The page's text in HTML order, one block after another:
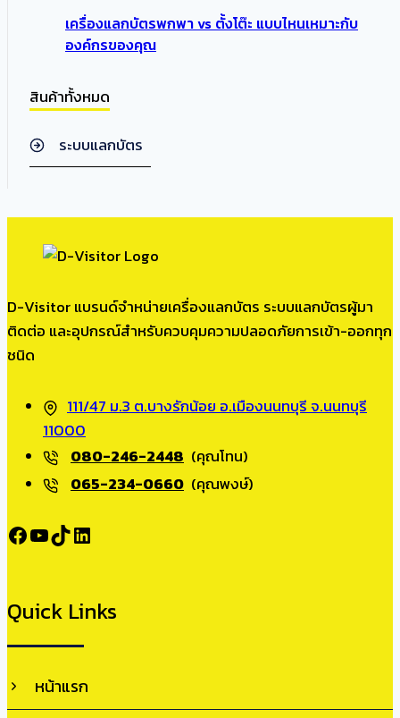
เครื่องแลกบัตรพกพา vs ตั้งโต๊ะ แบบไหนเหมาะกับ
องค์กรของคุณ
สินค้าทั้งหมด
ระบบแลกบัตร
D-Visitor แบรนด์จำหน่ายเครื่องแลกบัตร ระบบแลกบัตรผู้มา
ติดต่อ และอุปกรณ์สำหรับควบคุมความปลอดภัยการเข้า-ออกทุก
ชนิด
111/47 ม.3 ต.บางรักน้อย อ.เมืองนนทบุรี จ.นนทบุรี
11000
080-246-2448 (คุณโทน)
065-234-0660 (คุณพงษ์)
Facebook
YouTube
TikTokLinkedIn
Quick Links
หน้าแรก